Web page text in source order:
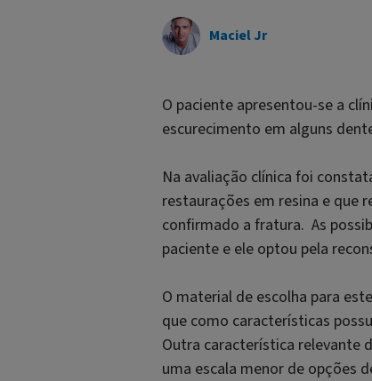
Maciel Jr
O paciente apresentou-se a
escurecimento em alguns
Na avaliação clínica foi
restaurações em resina e que
confirmado a fratura. As
paciente e ele optou pela
O material de escolha para
que como características
Outra característica relevante
uma escala menor de opções